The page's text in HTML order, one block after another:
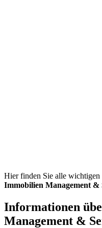
Hier finden Sie alle wichtigen
Immobilien Management &
Informationen
Management &